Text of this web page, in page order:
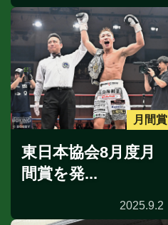
月間賞
東日本協会8月度月
間賞を発...
2025.9.2